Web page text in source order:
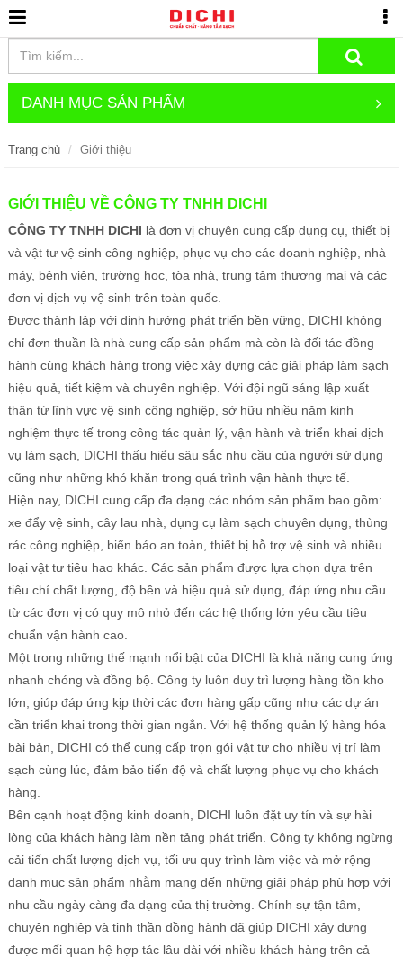
DANH MỤC SẢN PHẨM
Trang chủ Giới thiệu
GIỚI THIỆU VỀ CÔNG TY TNHH DICHI
CÔNG TY TNHH DICHI là đơn vị chuyên cung cấp dụng cụ, thiết bị
và vật tư vệ sinh công nghiệp, phục vụ cho các doanh nghiệp, nhà
máy, bệnh viện, trường học, tòa nhà, trung tâm thương mại và các
đơn vị dịch vụ vệ sinh trên toàn quốc.
Được thành lập với định hướng phát triển bền vững, DICHI không
chỉ đơn thuần là nhà cung cấp sản phẩm mà còn là đối tác đồng
hành cùng khách hàng trong việc xây dựng các giải pháp làm sạch
hiệu quả, tiết kiệm và chuyên nghiệp. Với đội ngũ sáng lập xuất
thân từ lĩnh vực vệ sinh công nghiệp, sở hữu nhiều năm kinh
nghiệm thực tế trong công tác quản lý, vận hành và triển khai dịch
vụ làm sạch, DICHI thấu hiểu sâu sắc nhu cầu của người sử dụng
cũng như những khó khăn trong quá trình vận hành thực tế.
Hiện nay, DICHI cung cấp đa dạng các nhóm sản phẩm bao gồm:
xe đẩy vệ sinh, cây lau nhà, dụng cụ làm sạch chuyên dụng, thùng
rác công nghiệp, biển báo an toàn, thiết bị hỗ trợ vệ sinh và nhiều
loại vật tư tiêu hao khác. Các sản phẩm được lựa chọn dựa trên
tiêu chí chất lượng, độ bền và hiệu quả sử dụng, đáp ứng nhu cầu
từ các đơn vị có quy mô nhỏ đến các hệ thống lớn yêu cầu tiêu
chuẩn vận hành cao.
Một trong những thế mạnh nổi bật của DICHI là khả năng cung ứng
nhanh chóng và đồng bộ. Công ty luôn duy trì lượng hàng tồn kho
lớn, giúp đáp ứng kịp thời các đơn hàng gấp cũng như các dự án
cần triển khai trong thời gian ngắn. Với hệ thống quản lý hàng hóa
bài bản, DICHI có thể cung cấp trọn gói vật tư cho nhiều vị trí làm
sạch cùng lúc, đảm bảo tiến độ và chất lượng phục vụ cho khách
hàng.
Bên cạnh hoạt động kinh doanh, DICHI luôn đặt uy tín và sự hài
lòng của khách hàng làm nền tảng phát triển. Công ty không ngừng
cải tiến chất lượng dịch vụ, tối ưu quy trình làm việc và mở rộng
danh mục sản phẩm nhằm mang đến những giải pháp phù hợp với
nhu cầu ngày càng đa dạng của thị trường. Chính sự tận tâm,
chuyên nghiệp và tinh thần đồng hành đã giúp DICHI xây dựng
được mối quan hệ hợp tác lâu dài với nhiều khách hàng trên cả